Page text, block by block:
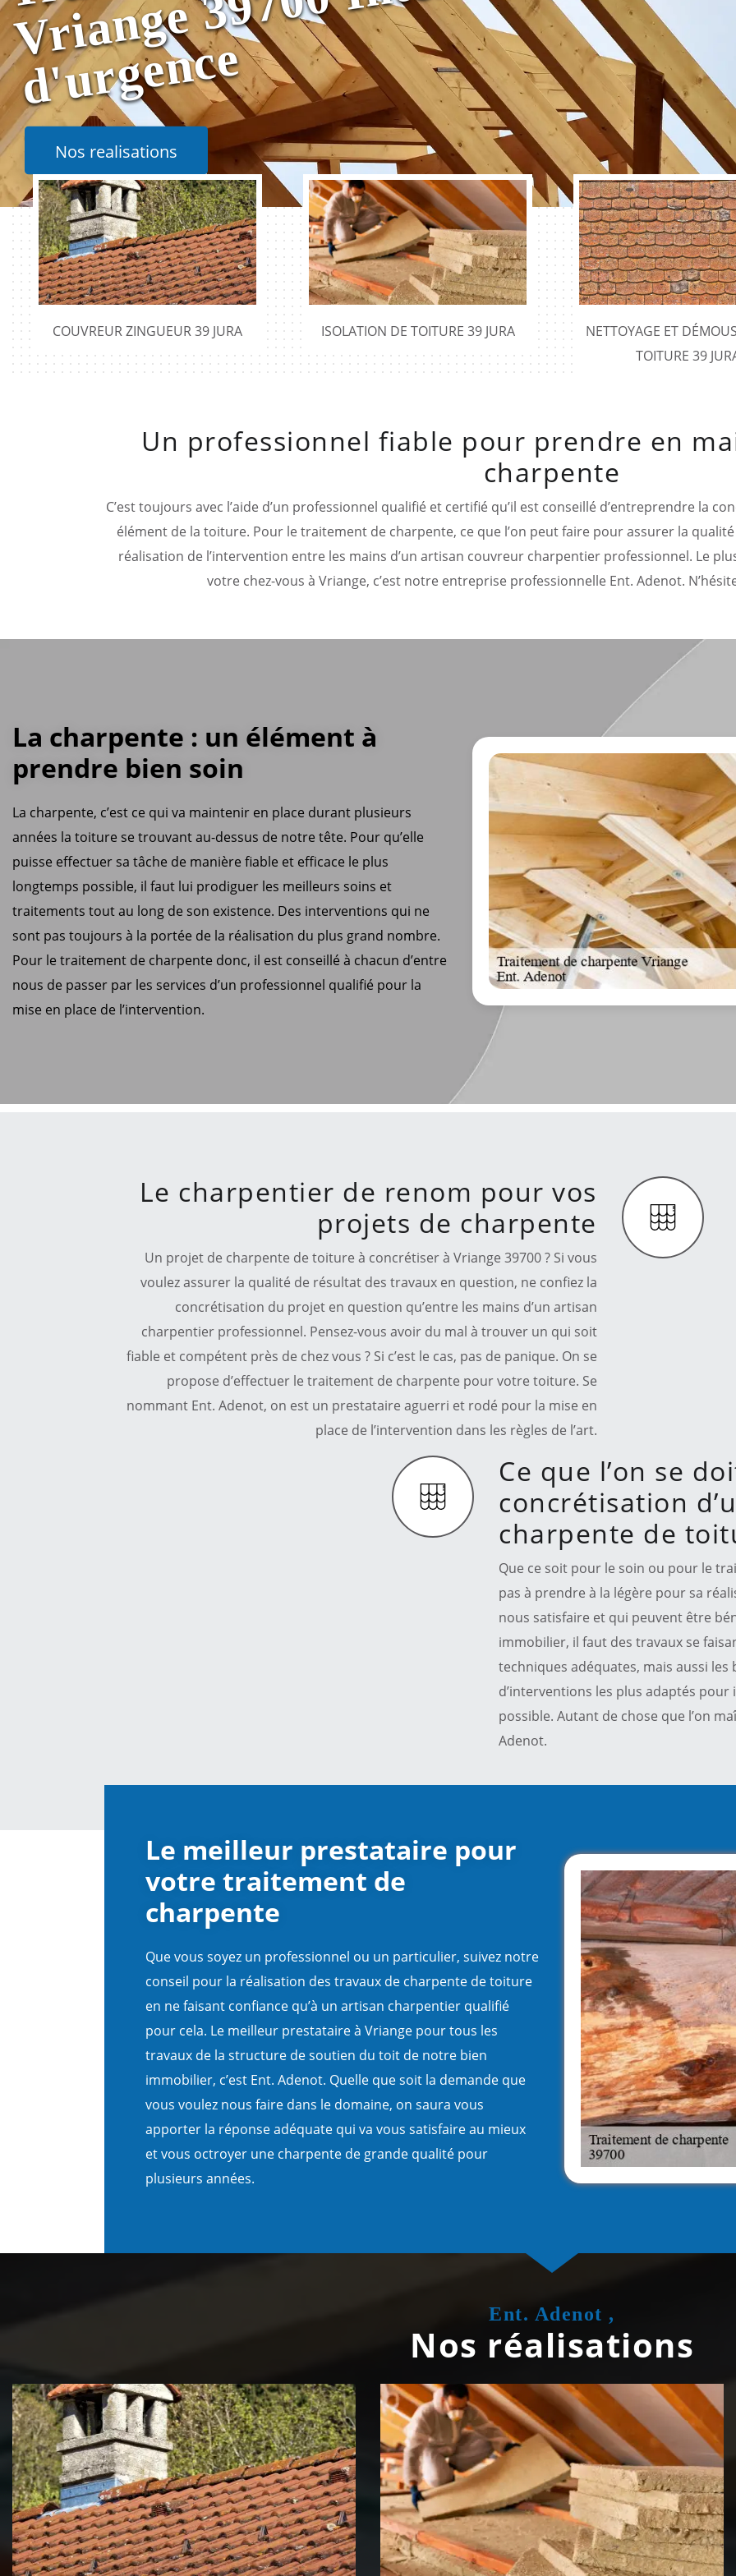
e
Nos realisations
COUVREUR ZINGUEUR 39 JURA ISOLATION DE TOITURE 39 JURA
NETTOYAGE ET
TOITURE 39
Un professionnel fiable pour prendre en
charpente
C’est toujours avec l’aide d’un professionnel qualifié et certifié qu’il est conseillé d’entreprendre la
élément de la toiture. Pour le traitement de charpente, ce que l’on peut faire pour assurer la
réalisation de l’intervention entre les mains d’un artisan couvreur charpentier professionnel. Le
votre chez-vous à Vriange, c’est notre entreprise professionnelle Ent. Adenot.
La charpente : un élément à
prendre bien soin
La charpente, c’est ce qui va maintenir en place durant plusieurs
années la toiture se trouvant au-dessus de notre tête. Pour qu’elle
puisse effectuer sa tâche de manière fiable et efficace le plus
longtemps possible, il faut lui prodiguer les meilleurs soins et
traitements tout au long de son existence. Des interventions qui ne
sont pas toujours à la portée de la réalisation du plus grand nombre.
Pour le traitement de charpente donc, il est conseillé à chacun d’entre
nous de passer par les services d’un professionnel qualifié pour la
mise en place de l’intervention.
Le charpentier de renom pour vos
projets de charpente
Un projet de charpente de toiture à concrétiser à Vriange 39700 ? Si vous
voulez assurer la qualité de résultat des travaux en question, ne confiez la
concrétisation du projet en question qu’entre les mains d’un artisan
charpentier professionnel. Pensez-vous avoir du mal à trouver un qui soit
fiable et compétent près de chez vous ? Si c’est le cas, pas de panique. On se
propose d’effectuer le traitement de charpente pour votre toiture. Se
nommant Ent. Adenot, on est un prestataire aguerri et rodé pour la mise en
place de l’intervention dans les règles de l’art.
Ce que l’on se
concrétisation
charpente de
Que ce soit pour le soin ou pour le
pas à prendre à la légère pour sa
nous satisfaire et qui peuvent être
immobilier, il faut des travaux se
techniques adéquates, mais aussi
d’interventions les plus adaptés
possible. Autant de chose que l’on
Adenot.
Le meilleur prestataire pour
votre traitement de
charpente
Que vous soyez un professionnel ou un particulier, suivez notre
conseil pour la réalisation des travaux de charpente de toiture
en ne faisant confiance qu’à un artisan charpentier qualifié
pour cela. Le meilleur prestataire à Vriange pour tous les
travaux de la structure de soutien du toit de notre bien
immobilier, c’est Ent. Adenot. Quelle que soit la demande que
vous voulez nous faire dans le domaine, on saura vous
apporter la réponse adéquate qui va vous satisfaire au mieux
et vous octroyer une charpente de grande qualité pour
plusieurs années.
Ent. Adenot ,
Nos réalisations
Couvreur zingueur 39 Jura Isolation de toiture 39 Jura